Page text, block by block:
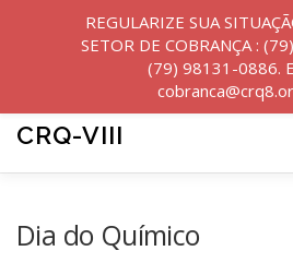
CRQ-VIII
Dia do Químico
REGULARIZE SUA
SETOR DE COBRANÇA :
(79) 98131-0886.